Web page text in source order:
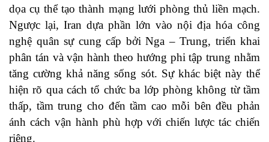
dọa cụ thể tạo thành mạng lưới phòng thủ liền mạch.
Ngược lại, Iran dựa phần lớn vào nội địa hóa công
nghệ quân sự cung cấp bởi Nga – Trung, triển khai
phân tán và vận hành theo hướng phi tập trung nhằm
tăng cường khả năng sống sót. Sự khác biệt này thể
hiện rõ qua cách tổ chức ba lớp phòng không từ tầm
thấp, tầm trung cho đến tầm cao mỗi bên đều phản
ánh cách vận hành phù hợp với chiến lược tác chiến
riêng.